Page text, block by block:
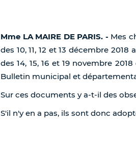
Mme LA MAIRE DE PARIS. - Mes
des 10, 11, 12 et 13 décembre
des 14, 15, 16 et 19 novembre
Bulletin municipal et
Sur ces documents y a-t-il des
S'il n'y en a pas, ils sont donc